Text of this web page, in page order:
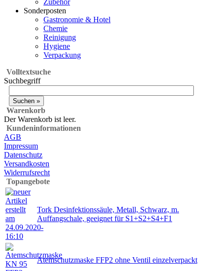
Zubehör
Sonderposten
Gastronomie & Hotel
Chemie
Reinigung
Hygiene
Verpackung
Volltextsuche
Suchbegriff
Warenkorb
Der Warenkorb ist leer.
Kundeninformationen
AGB
Impressum
Datenschutz
Versandkosten
Widerrufsrecht
Topangebote
Tork Desinfektionssäule, Metall, Schwarz, m.
Auffangschale, geeignet für S1+S2+S4+F1
Atemschutzmaske FFP2 ohne Ventil einzelverpackt